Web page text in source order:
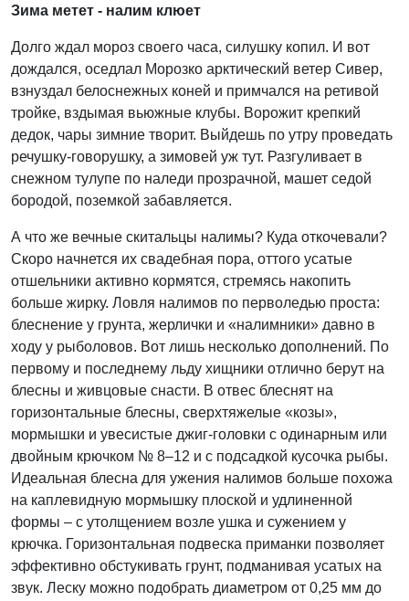
Зима метет - налим клюет
Долго ждал мороз своего часа, силушку копил. И вот
дождался, оседлал Морозко арктический ветер Сивер,
взнуздал белоснежных коней и примчался на ретивой
тройке, вздымая вьюжные клубы. Ворожит крепкий
дедок, чары зимние творит. Выйдешь по утру проведать
речушку-говорушку, а зимовей уж тут. Разгуливает в
снежном тулупе по наледи прозрачной, машет седой
бородой, поземкой забавляется.
А что же вечные скитальцы налимы? Куда откочевали?
Скоро начнется их свадебная пора, оттого усатые
отшельники активно кормятся, стремясь накопить
больше жирку. Ловля налимов по перволедью проста:
блеснение у грунта, жерлички и «налимники» давно в
ходу у рыболовов. Вот лишь несколько дополнений. По
первому и последнему льду хищники отлично берут на
блесны и живцовые снасти. В отвес блеснят на
горизонтальные блесны, сверхтяжелые «козы»,
мормышки и увесистые джиг-головки с одинарным или
двойным крючком № 8–12 и с подсадкой кусочка рыбы.
Идеальная блесна для ужения налимов больше похожа
на каплевидную мормышку плоской и удлиненной
формы – с утолщением возле ушка и сужением у
крючка. Горизонтальная подвеска приманки позволяет
эффективно обстукивать грунт, подманивая усатых на
звук. Леску можно подобрать диаметром от 0,25 мм до